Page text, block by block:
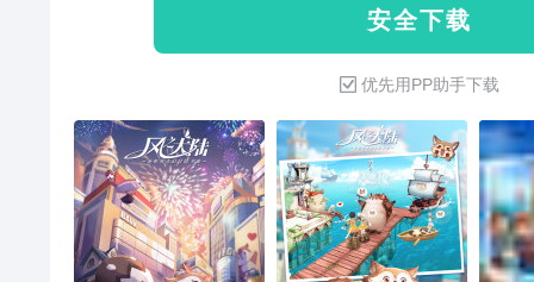
安 全 下 载
优先用PP助手下载